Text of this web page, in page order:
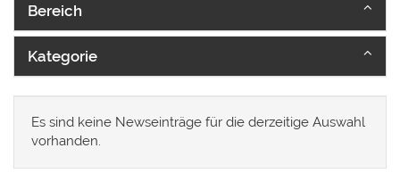
Bereich
Kategorie
Es sind keine Newseinträge für die derzeitige Auswahl
vorhanden.